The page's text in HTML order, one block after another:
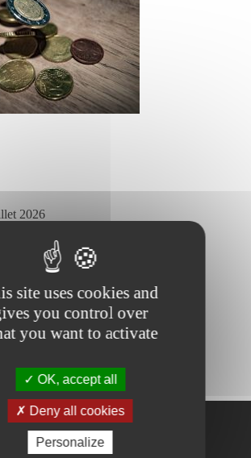
2026
affaires – juillet 2026
– july 2026
2026
affaires – juin 2026
site uses cookies and
you control over
you want to activate
OK, accept all
Deny all cookies
Personalize